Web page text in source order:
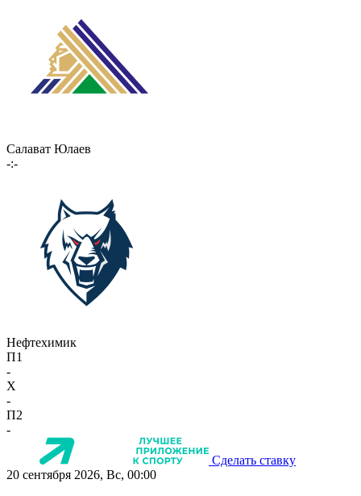
Салават Юлаев
-:-
Нефтехимик
П1
-
X
-
П2
-
Сделать ставку
20 сентября 2026, Вс, 00:00